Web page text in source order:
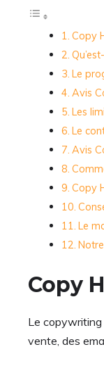
Copy
Le
Avis
Les
Le
Avis
Copy
Le
Copy
Le copywriting
vente, des